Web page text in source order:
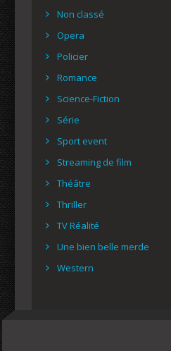
Non classé
Opera
Policier
Romance
Science-Fiction
Série
Sport event
Streaming de film
Théâtre
Thriller
TV Réalité
Une bien belle merde
Western